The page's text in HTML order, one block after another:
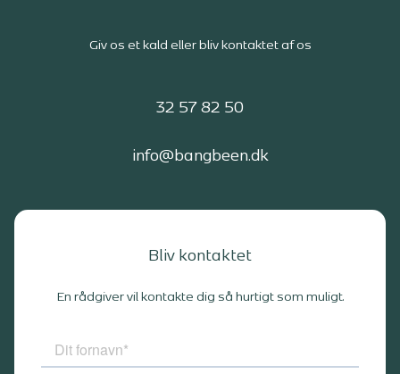
Giv os et kald eller bliv kontaktet af os
32 57 82 50
info@bangbeen.dk
Bliv kontaktet
En rådgiver vil kontakte dig så hurtigt som muligt.